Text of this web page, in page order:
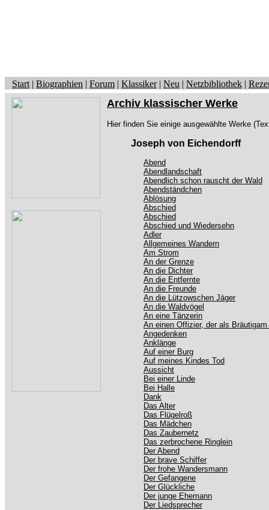
Start | Biographien | Forum | Klassiker| Neu | Netzbibliothek |
Archiv klassischer Werke
Hier finden Sie einige ausgewählte Werke
Joseph von Eichendorff
Abend
Abendlandschaft
Abendlich schon rauscht der Wald
Abendständchen
Ablösung
Abschied
Abschied
Abschied und Wiedersehn
Adler
Allgemeines Wandern
Am Strom
An der Grenze
An die Dichter
An die Entfernte
An die Freunde
An die Lützowschen Jäger
An die Waldvögel
An eine Tänzerin
An einen Offizier, der als
Angedenken
Anklänge
Auf einer Burg
Auf meines Kindes Tod
Aussicht
Bei einer Linde
Bei Halle
Dank
Das Alter
Das Flügelroß
Das Mädchen
Das Zaubernetz
Das zerbrochene Ringlein
Der Abend
Der brave Schiffer
Der frohe Wandersmann
Der Gefangene
Der Glückliche
Der junge Ehemann
Der Liedsprecher